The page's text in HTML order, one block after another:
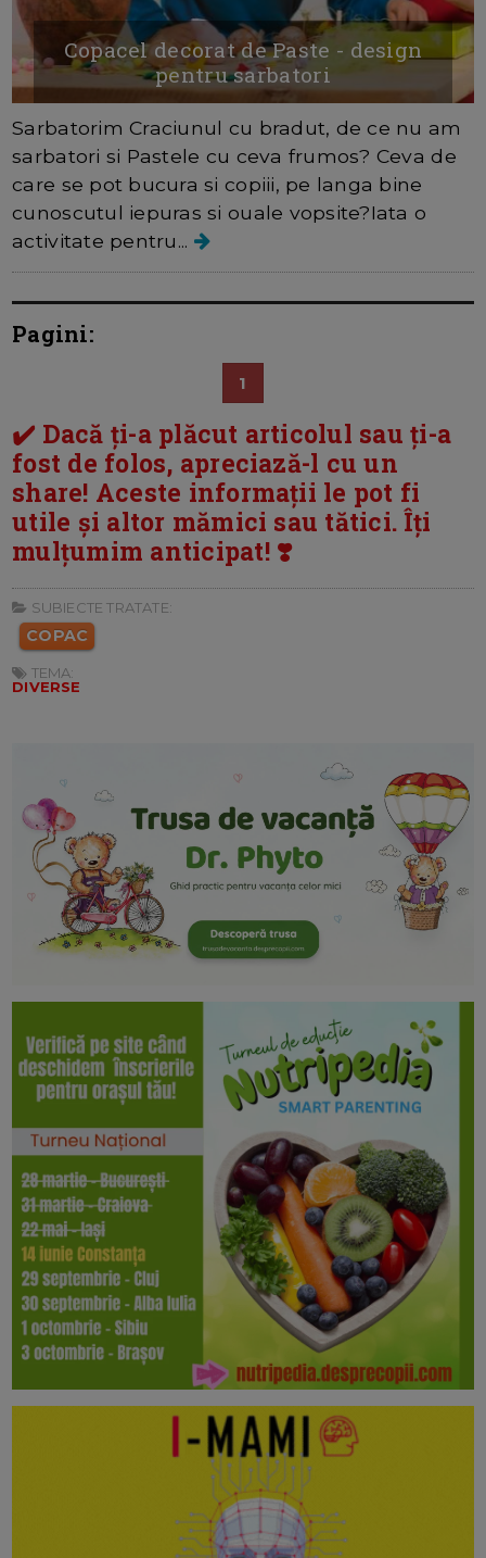
Copacel decorat de Paste - design
pentru sarbatori
Sarbatorim Craciunul cu bradut, de ce nu am
sarbatori si Pastele cu ceva frumos? Ceva de
care se pot bucura si copiii, pe langa bine
cunoscutul iepuras si ouale vopsite?Iata o
activitate pentru...
Pagini:
1
✔️ Dacă ți-a plăcut articolul sau ți-a
fost de folos, apreciază-l cu un
share! Aceste informații le pot fi
utile și altor mămici sau tătici. Îți
mulțumim anticipat! ❣️
SUBIECTE TRATATE:
COPAC
TEMA:
DIVERSE